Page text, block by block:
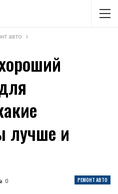
авто
лучше и
РЕМОНТ АВТО
0